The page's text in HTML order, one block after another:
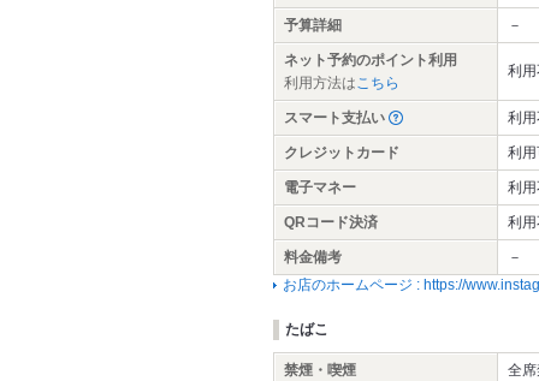
予算詳細 －
ネット予約のポイント利用
利用方法は こちら
利
スマート支払い 利
クレジットカード 利
電子マネー 利
QRコード決済 利
料金備考
－
お店のホームページ : https://
たばこ
禁煙・喫煙 全